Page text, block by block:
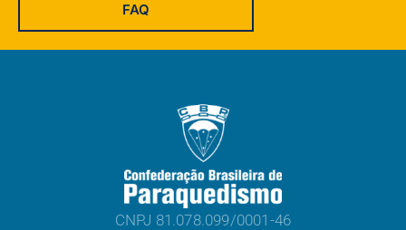
FAQ
CNPJ 81.078.099/0001-46